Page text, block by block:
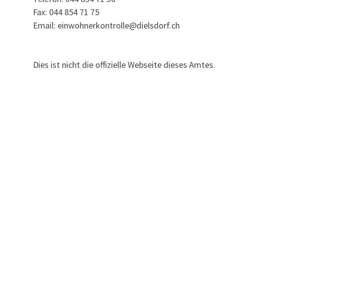
Fax: 044 854 71 75
Email: einwohnerkontrolle@dielsdorf.ch
Dies ist nicht die offizielle Webseite dieses Amtes.